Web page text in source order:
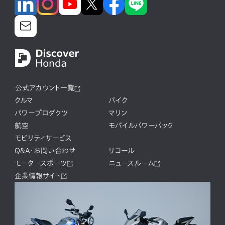
公式アカウント一覧
クルマ
バイク
パワープロダクツ
マリン
航空
モバイルパワーパック
モビリティサービス
Q&A・お問い合わせ
リコール
モータースポーツ
ニュースルーム
企業情報サイト